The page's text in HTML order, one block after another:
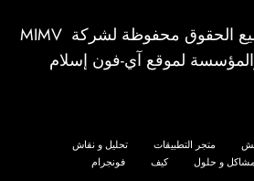
MIMV
لموقع آي-فون إسلام
متجر التطبيقات
تحليل و نقاش
مشاكل و حلول كيف فونجرام